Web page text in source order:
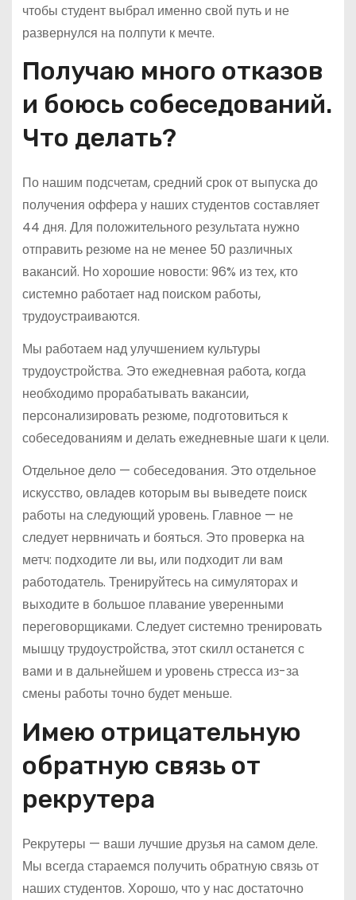
чтобы студент выбрал именно свой путь и не
развернулся на полпути к мечте.
Получаю много отказов
и боюсь собеседований.
Что делать?
По нашим подсчетам, средний срок от выпуска до
получения оффера у наших студентов составляет
44 дня. Для положительного результата нужно
отправить резюме на не менее 50 различных
вакансий. Но хорошие новости: 96% из тех, кто
системно работает над поиском работы,
трудоустраиваются.
Мы работаем над улучшением культуры
трудоустройства. Это ежедневная работа, когда
необходимо прорабатывать вакансии,
персонализировать резюме, подготовиться к
собеседованиям и делать ежедневные шаги к цели.
Отдельное дело — собеседования. Это отдельное
искусство, овладев которым вы выведете поиск
работы на следующий уровень. Главное — не
следует нервничать и бояться. Это проверка на
метч: подходите ли вы, или подходит ли вам
работодатель. Тренируйтесь на симуляторах и
выходите в большое плавание уверенными
переговорщиками. Следует системно тренировать
мышцу трудоустройства, этот скилл останется с
вами и в дальнейшем и уровень стресса из-за
смены работы точно будет меньше.
Имею отрицательную
обратную связь от
рекрутера
Рекрутеры — ваши лучшие друзья на самом деле.
Мы всегда стараемся получить обратную связь от
наших студентов. Хорошо, что у нас достаточно